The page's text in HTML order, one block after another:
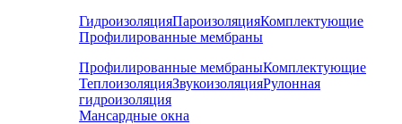
ГидроизоляцияПароизоляцияКомплектующие
Профилированные мембраны
Профилированные мембраныКомплектующие
ТеплоизоляцияЗвукоизоляцияРулонная
гидроизоляция
Мансардные окна